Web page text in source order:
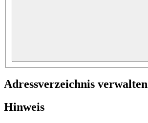
Adressverzeichnis verwalten
Hinweis